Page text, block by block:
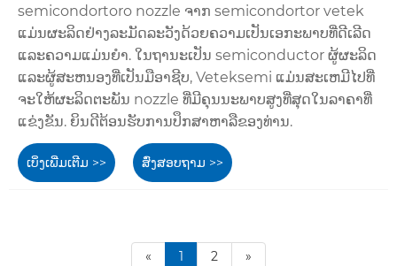
semicondortoro nozzle ຈາກ semicondortor vetek
ແມ່ນຜະລິດຢ່າງລະມັດລະວັງດ້ວຍຄວາມເປັນເອກະພາບທີ່ດີເລີດ
ແລະຄວາມແມ່ນຍໍາ. ໃນຖານະເປັນ semiconductor ຜູ້ຜະລິດ
ແລະຜູ້ສະຫນອງທີ່ເປັນມືອາຊີບ, Veteksemi ແມ່ນສະເຫມີໄປທີ່
ຈະໃຫ້ຜະລິດຕະພັນ nozzle ທີ່ມີຄຸນນະພາບສູງທີ່ສຸດໃນລາຄາທີ່
ແຂ່ງຂັນ. ຍິນດີຕ້ອນຮັບການປຶກສາຫາລືຂອງທ່ານ.
ເບິ່ງເພີ່ມເຕີມ >> ສົ່ງສອບຖາມ >>
« 1 2 »